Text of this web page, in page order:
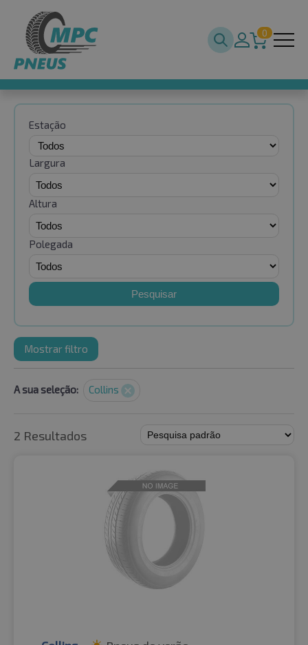
0
Estação
Largura
Altura
Polegada
Pesquisar
Mostrar filtro
A sua seleção: Collins
2 Resultados